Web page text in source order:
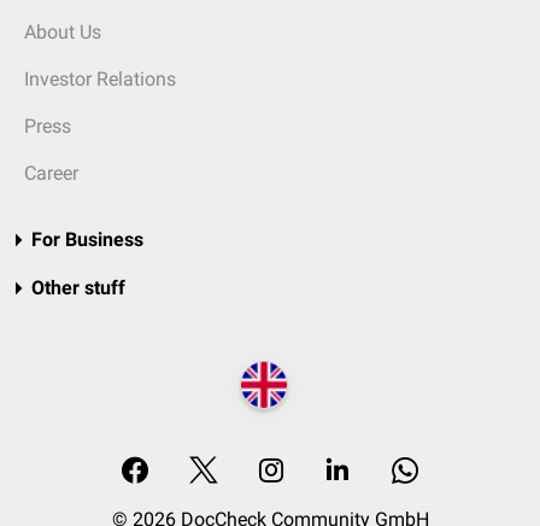
About Us
Investor Relations
Press
Career
For Business
Other stuff
© 2026 DocCheck Community GmbH